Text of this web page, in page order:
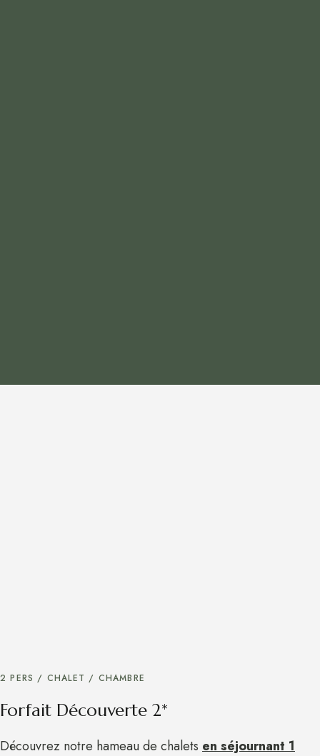
2 PERS / CHALET / CHAMBRE
Forfait Découverte 2*
Découvrez notre hameau de chalets en séjournant 1